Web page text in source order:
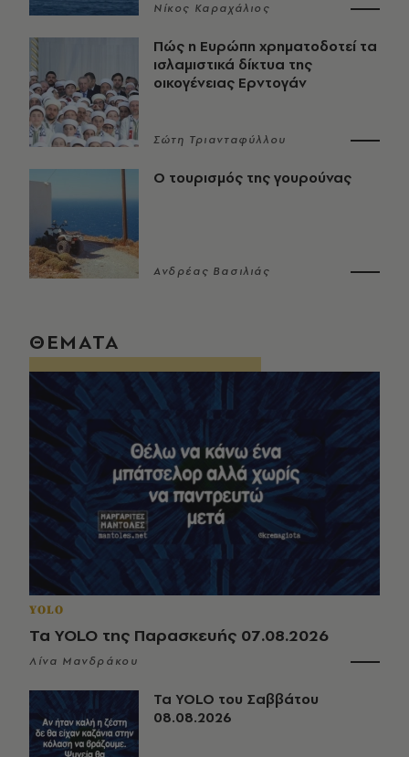
Νίκος Καραχάλιος
Πώς η Ευρώπη χρηματοδοτεί τα
ισλαμιστικά δίκτυα της
οικογένειας Ερντογάν
Σώτη Τριανταφύλλου
Ο τουρισμός της γουρούνας
Ανδρέας Βασιλιάς
ΘΕΜΑΤΑ
YOLO
Τα YOLO της Παρασκευής 07.08.2026
Λίνα Μανδράκου
Τα YOLO του Σαββάτου
08.08.2026